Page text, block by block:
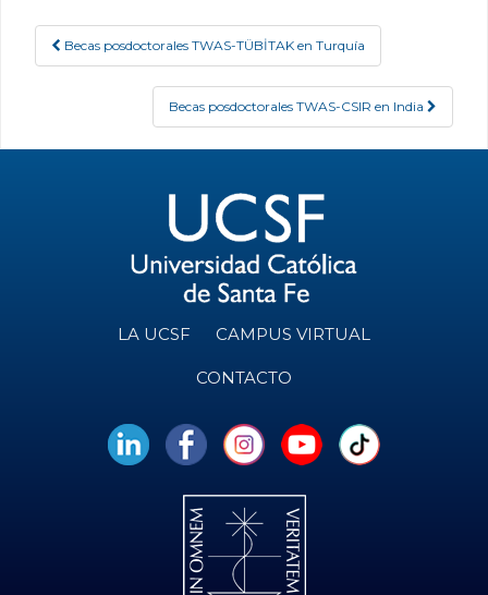
Post navigation
Becas posdoctorales TWAS-TÜBİTAK en Turquía
Becas posdoctorales TWAS-CSIR en India
LA UCSF CAMPUS VIRTUAL
CONTACTO